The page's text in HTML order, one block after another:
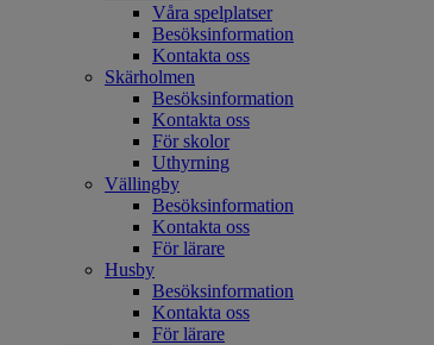
Våra spelplatser
Besöksinformation
Kontakta oss
Skärholmen
Besöksinformation
Kontakta oss
För skolor
Uthyrning
Vällingby
Besöksinformation
Kontakta oss
För lärare
Husby
Besöksinformation
Kontakta oss
För lärare